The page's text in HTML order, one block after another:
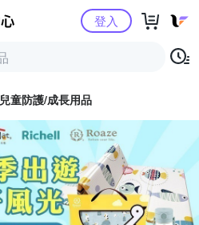
Yahoo購物中心登入
兒童防護/成長用品